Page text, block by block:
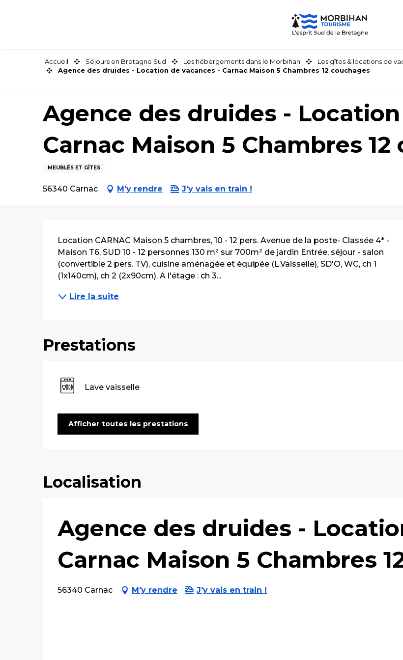
Accueil Séjours en Bretagne Sud Les hébergements dans le Morbihan Les gîtes & locations de
Agence des druides - Location de vacances - Carnac Maison 5 Chambres 12 couchages
Agence des druides -
Carnac Maison 5 Chambres 12
MEUBLÉS ET GÎTES
56340 Carnac M'y rendre J'y vais en train !
Description
Location CARNAC Maison 5 chambres, 10 - 12 pers. Avenue de la poste- Classée 4* -
Maison T6, SUD 10 - 12 personnes 130 m² sur 700m² de jardin Entrée, séjour - salon
(convertible 2 pers. TV), cuisine aménagée et équipée (L.Vaisselle), SD'O, WC, ch 1
(1x140cm), ch 2 (2x90cm). A l'étage : ch 3...
Lire la suite
Prestations
Lave vaisselle
Afficher toutes les prestations
Localisation
Agence des druides -
Carnac Maison 5 Chambres
56340 Carnac M'y rendre J'y vais en train !